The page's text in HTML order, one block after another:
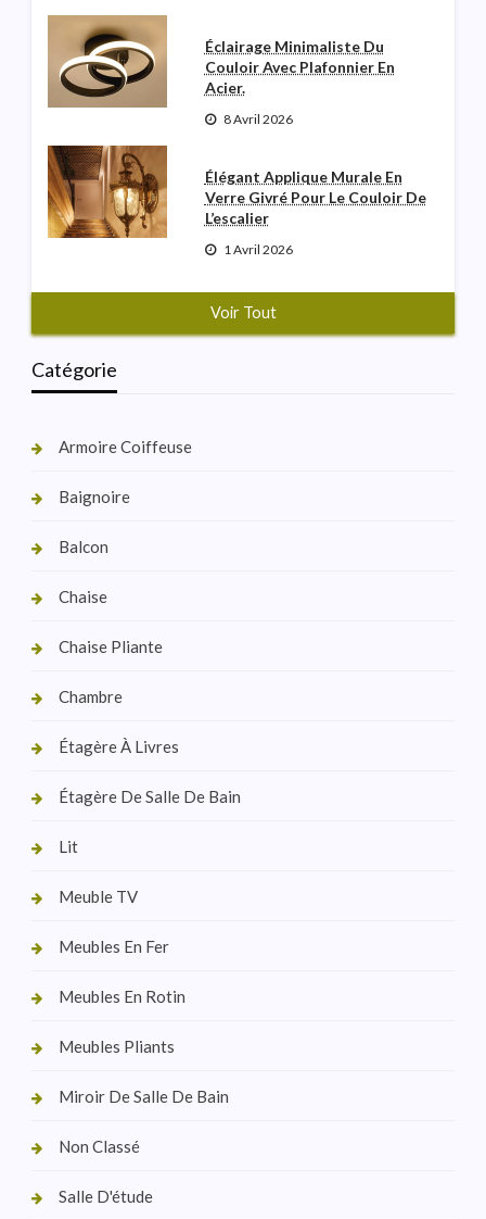
Éclairage Minimaliste Du
Couloir Avec Plafonnier En
Acier.
8 Avril 2026
Élégant Applique Murale En
Verre Givré Pour Le Couloir De
L’escalier
1 Avril 2026
Voir Tout
Catégorie
Armoire Coiffeuse
Baignoire
Balcon
Chaise
Chaise Pliante
Chambre
Étagère À Livres
Étagère De Salle De Bain
Lit
Meuble TV
Meubles En Fer
Meubles En Rotin
Meubles Pliants
Miroir De Salle De Bain
Non Classé
Salle D'étude